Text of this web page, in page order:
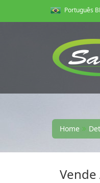
Português
Home